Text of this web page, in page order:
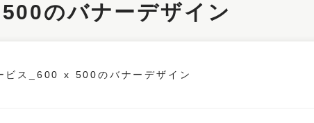
のバナーデザイン